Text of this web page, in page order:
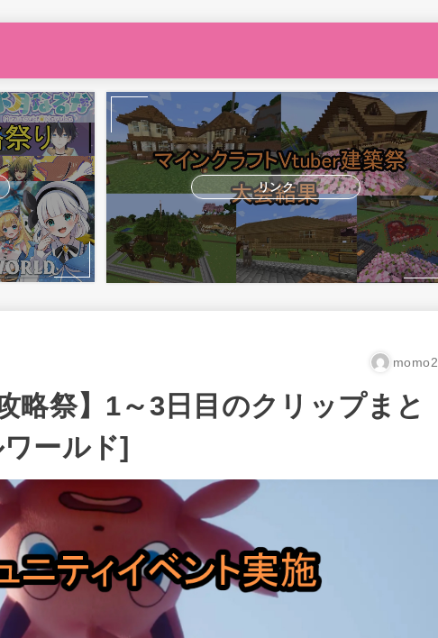
リンク
momo2
略祭】1～3日目のクリップまと
ールド]